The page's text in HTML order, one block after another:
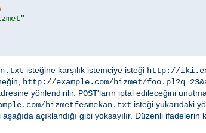
isteğine karşılık istemciye isteği http://
http://example.com/hizmet/
yönlendirilir. POST'ların iptal edileceğini
hizmetfesmekan.txt isteği yukarıdaki
açıklandığı gibi yoksayılır. Düzenli ifadelerin